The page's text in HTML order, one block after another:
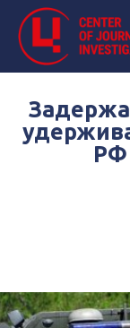
РФ